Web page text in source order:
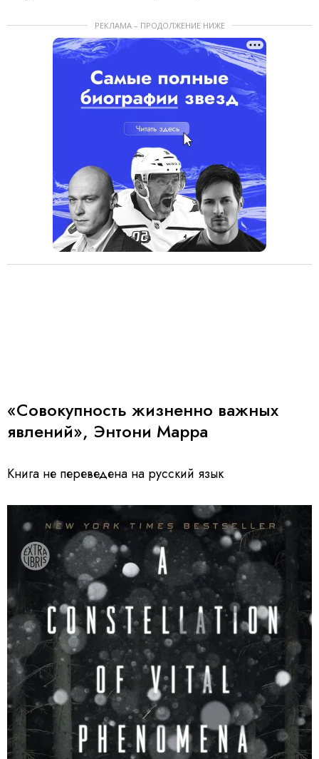
РЕКЛАМА – ПРОДОЛЖЕНИЕ НИЖЕ
«Совокупность жизненно важных
явлений», Энтони Марра
Книга не переведена на русский язык